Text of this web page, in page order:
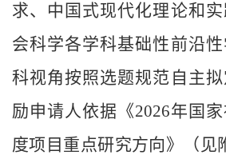
求、中国式现代化理论和
会科学各学科基础性前沿
科视角按照选题规范自主
励申请人依据《2026年国
度项目重点研究方向》（见